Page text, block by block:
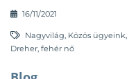
16/11/2021
Nagyvilág, Közös ügyeink,
Dreher, fehér nő